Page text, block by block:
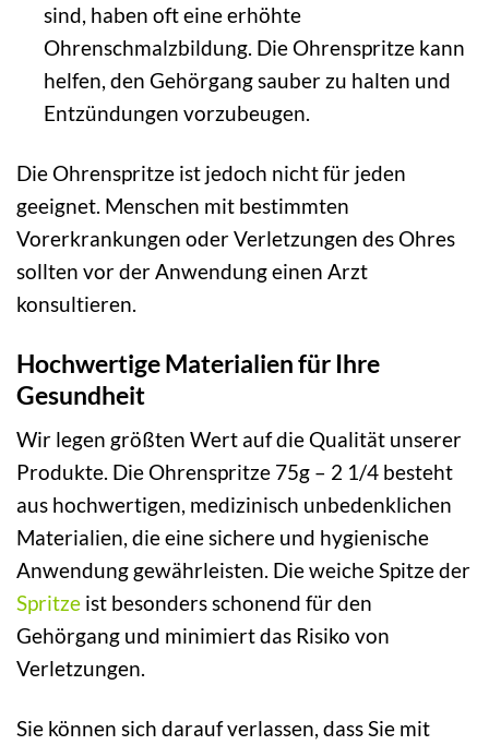
sind, haben oft eine erhöhte
Ohrenschmalzbildung. Die Ohrenspritze kann
helfen, den Gehörgang sauber zu halten und
Entzündungen vorzubeugen.
Die Ohrenspritze ist jedoch nicht für jeden
geeignet. Menschen mit bestimmten
Vorerkrankungen oder Verletzungen des Ohres
sollten vor der Anwendung einen Arzt
konsultieren.
Hochwertige Materialien für Ihre
Gesundheit
Wir legen größten Wert auf die Qualität unserer
Produkte. Die Ohrenspritze 75g – 2 1/4 besteht
aus hochwertigen, medizinisch unbedenklichen
Materialien, die eine sichere und hygienische
Anwendung gewährleisten. Die weiche Spitze der
Spritze ist besonders schonend für den
Gehörgang und minimiert das Risiko von
Verletzungen.
Sie können sich darauf verlassen, dass Sie mit